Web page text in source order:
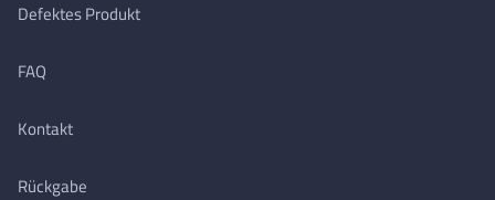
Defektes Produkt
FAQ
Kontakt
Rückgabe